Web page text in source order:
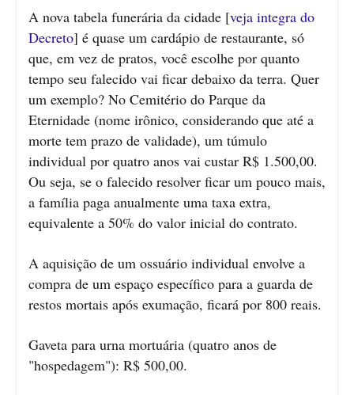
A nova tabela funerária da cidade [veja integra do
Decreto] é quase um cardápio de restaurante, só
que, em vez de pratos, você escolhe por quanto
tempo seu falecido vai ficar debaixo da terra. Quer
um exemplo? No Cemitério do Parque da
Eternidade (nome irônico, considerando que até a
morte tem prazo de validade), um túmulo
individual por quatro anos vai custar R$ 1.500,00.
Ou seja, se o falecido resolver ficar um pouco mais,
a família paga anualmente uma taxa extra,
equivalente a 50% do valor inicial do contrato.
A aquisição de um ossuário individual envolve a
compra de um espaço específico para a guarda de
restos mortais após exumação, ficará por 800 reais.
Gaveta para urna mortuária (quatro anos de
"hospedagem"): R$ 500,00.